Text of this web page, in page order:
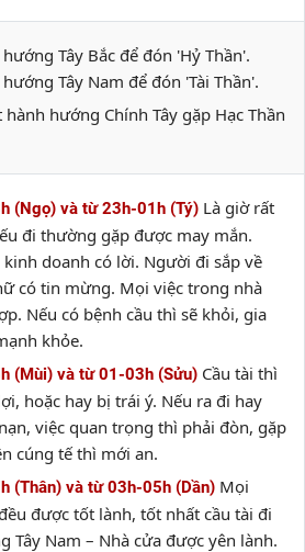
Tây Bắc để đón 'Hỷ Thần'.
Tây Nam để đón 'Tài Thần'.
hành hướng Chính Tây gặp Hạc Thần
(Ngọ) và từ 23h-01h (Tý) Là giờ rất
đi thường gặp được may mắn.
kinh doanh có lời. Người đi sắp về
có tin mừng. Mọi việc trong nhà
Nếu có bệnh cầu thì sẽ khỏi, gia
khỏe.
(Mùi) và từ 01-03h (Sửu) Cầu tài thì
hoặc hay bị trái ý. Nếu ra đi hay
việc quan trọng thì phải đòn, gặp
cúng tế thì mới an.
(Thân) và từ 03h-05h (Dần) Mọi
được tốt lành, tốt nhất cầu tài đi
Tây Nam – Nhà cửa được yên lành.